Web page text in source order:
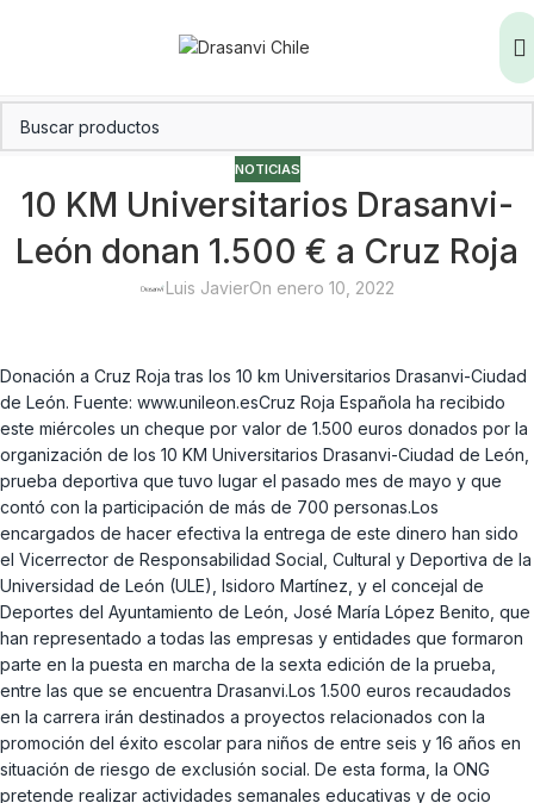
NOTICIAS
10 KM Universitarios Drasanvi-
León donan 1.500 € a Cruz Roja
Luis JavierOn enero 10, 2022
Donación a Cruz Roja tras los 10 km Universitarios Drasanvi-Ciudad
de León. Fuente: www.unileon.esCruz Roja Española ha recibido
este miércoles un cheque por valor de 1.500 euros donados por la
organización de los 10 KM Universitarios Drasanvi-Ciudad de León,
prueba deportiva que tuvo lugar el pasado mes de mayo y que
contó con la participación de más de 700 personas.Los
encargados de hacer efectiva la entrega de este dinero han sido
el Vicerrector de Responsabilidad Social, Cultural y Deportiva de la
Universidad de León (ULE), Isidoro Martínez, y el concejal de
Deportes del Ayuntamiento de León, José María López Benito, que
han representado a todas las empresas y entidades que formaron
parte en la puesta en marcha de la sexta edición de la prueba,
entre las que se encuentra Drasanvi.Los 1.500 euros recaudados
en la carrera irán destinados a proyectos relacionados con la
promoción del éxito escolar para niños de entre seis y 16 años en
situación de riesgo de exclusión social. De esta forma, la ONG
pretende realizar actividades semanales educativas y de ocio